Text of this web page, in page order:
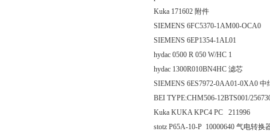
Kuka 171602 附件
SIEMENS 6FC5370-1AM00-OCA0
SIEMENS 6EP1354-1AL01
hydac 0500 R 050 W/HC 1
hydac 1300R010BN4HC 滤芯
SIEMENS 6ES7972-0AA01-0XA0 中
BEI TYPE:CHM506-12BTS001/
Kuka KUKA KPC4 PC 211996
stotz P65A-10-P 10000640 气电转换